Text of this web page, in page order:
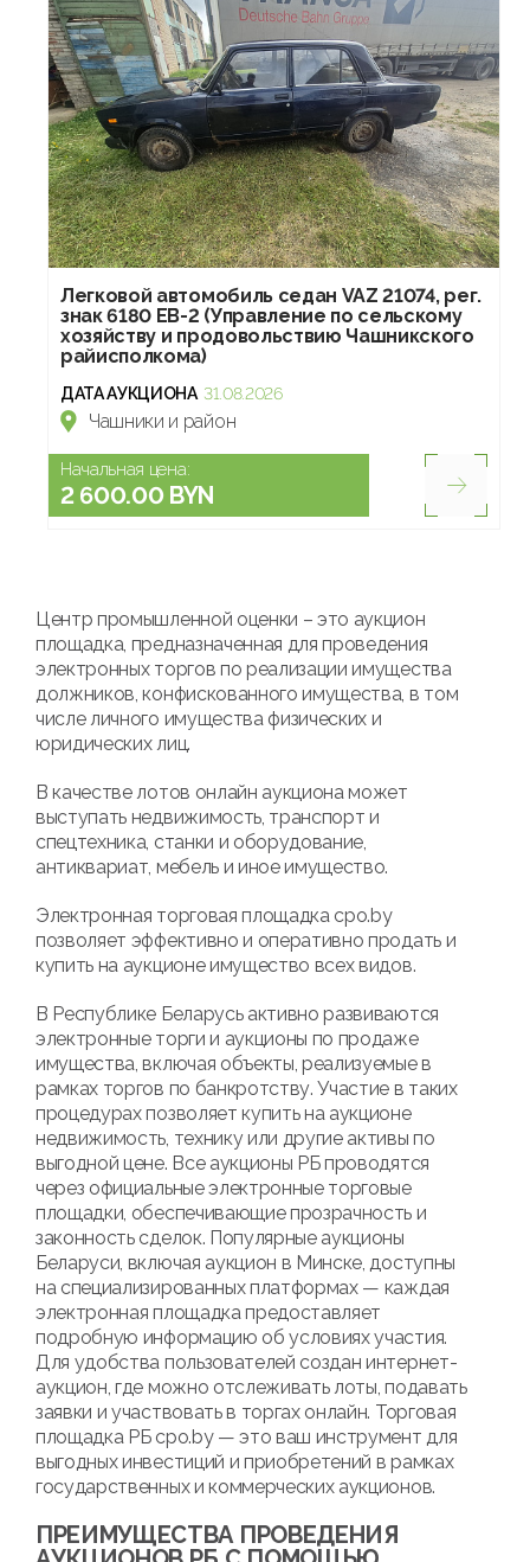
Легковой автомобиль седан VAZ 21074, рег.
знак 6180 EB-2 (Управление по сельскому
хозяйству и продовольствию Чашникского
райисполкома)
ДАТА АУКЦИОНА 31.08.2026
Чашники и район
Начальная цена:
2 600.00 BYN
Центр промышленной оценки – это аукцион
площадка, предназначенная для проведения
электронных торгов по реализации имущества
должников, конфискованного имущества, в том
числе личного имущества физических и
юридических лиц.
В качестве лотов онлайн аукциона может
выступать недвижимость, транспорт и
спецтехника, станки и оборудование,
антиквариат, мебель и иное имущество.
Электронная торговая площадка cpo.by
позволяет эффективно и оперативно продать и
купить на аукционе имущество всех видов.
В Республике Беларусь активно развиваются
электронные торги и аукционы по продаже
имущества, включая объекты, реализуемые в
рамках торгов по банкротству. Участие в таких
процедурах позволяет купить на аукционе
недвижимость, технику или другие активы по
выгодной цене. Все аукционы РБ проводятся
через официальные электронные торговые
площадки, обеспечивающие прозрачность и
законность сделок. Популярные аукционы
Беларуси, включая аукцион в Минске, доступны
на специализированных платформах — каждая
электронная площадка предоставляет
подробную информацию об условиях участия.
Для удобства пользователей создан интернет-
аукцион, где можно отслеживать лоты, подавать
заявки и участвовать в торгах онлайн. Торговая
площадка РБ cpo.by — это ваш инструмент для
выгодных инвестиций и приобретений в рамках
государственных и коммерческих аукционов.
ПРЕИМУЩЕСТВА ПРОВЕДЕНИЯ